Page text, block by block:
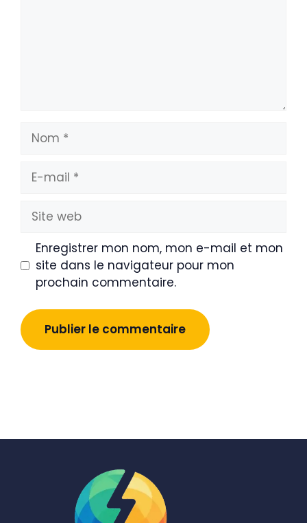
Nom
mail
Site
web
Enregistrer mon nom, mon e-mail et mon
site dans le navigateur pour mon
prochain commentaire.